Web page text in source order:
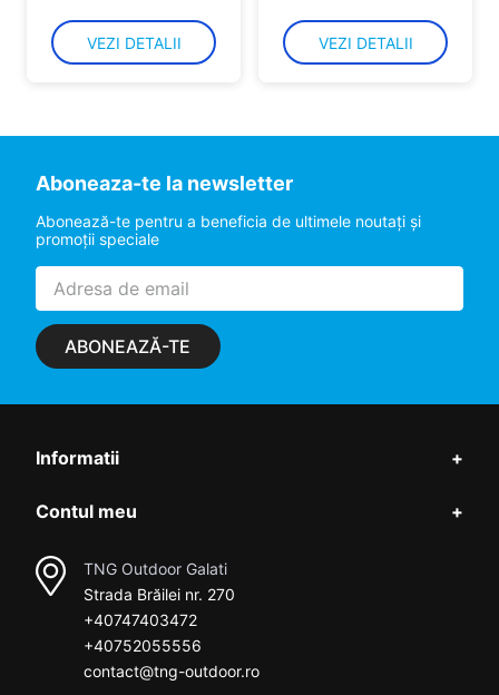
VEZI DETALII VEZI DETALII
Aboneaza-te la newsletter
Abonează-te pentru a beneficia de ultimele noutaţi şi
promoţii speciale
ABONEAZĂ-TE
Informatii +
Contul meu +
TNG Outdoor Galati
Strada Brăilei nr. 270
+40747403472
+40752055556
contact@tng-outdoor.ro